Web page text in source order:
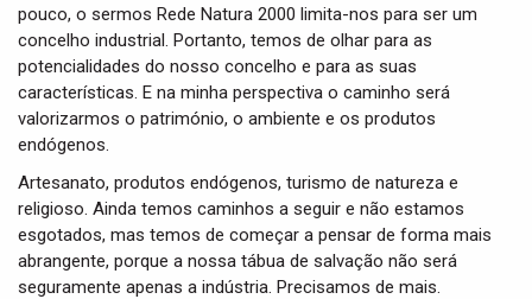
pouco, o sermos Rede Natura 2000 limita-nos para ser um
concelho industrial. Portanto, temos de olhar para as
potencialidades do nosso concelho e para as suas
características. E na minha perspectiva o caminho será
valorizarmos o património, o ambiente e os produtos
endógenos.
Artesanato, produtos endógenos, turismo de natureza e
religioso. Ainda temos caminhos a seguir e não estamos
esgotados, mas temos de começar a pensar de forma mais
abrangente, porque a nossa tábua de salvação não será
seguramente apenas a indústria. Precisamos de mais.